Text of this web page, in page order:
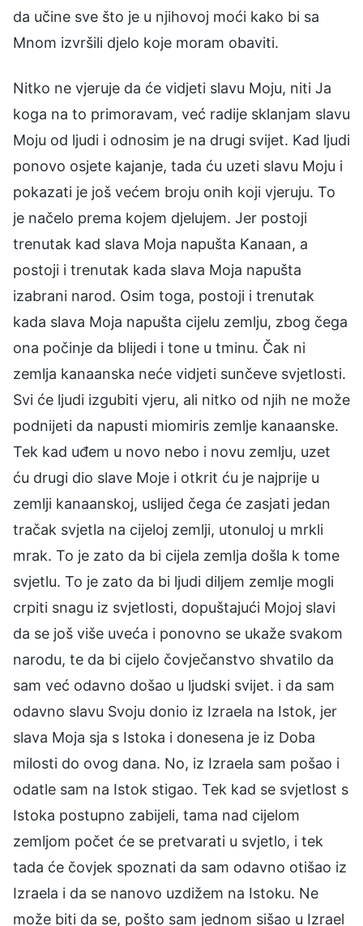
da učine sve što je u njihovoj moći kako bi sa
Mnom izvršili djelo koje moram obaviti.
Nitko ne vjeruje da će vidjeti slavu Moju, niti Ja
koga na to primoravam, već radije sklanjam slavu
Moju od ljudi i odnosim je na drugi svijet. Kad ljudi
ponovo osjete kajanje, tada ću uzeti slavu Moju i
pokazati je još većem broju onih koji vjeruju. To
je načelo prema kojem djelujem. Jer postoji
trenutak kad slava Moja napušta Kanaan, a
postoji i trenutak kada slava Moja napušta
izabrani narod. Osim toga, postoji i trenutak
kada slava Moja napušta cijelu zemlju, zbog čega
ona počinje da blijedi i tone u tminu. Čak ni
zemlja kanaanska neće vidjeti sunčeve svjetlosti.
Svi će ljudi izgubiti vjeru, ali nitko od njih ne može
podnijeti da napusti miomiris zemlje kanaanske.
Tek kad uđem u novo nebo i novu zemlju, uzet
ću drugi dio slave Moje i otkrit ću je najprije u
zemlji kanaanskoj, uslijed čega će zasjati jedan
tračak svjetla na cijeloj zemlji, utonuloj u mrkli
mrak. To je zato da bi cijela zemlja došla k tome
svjetlu. To je zato da bi ljudi diljem zemlje mogli
crpiti snagu iz svjetlosti, dopuštajući Mojoj slavi
da se još više uveća i ponovno se ukaže svakom
narodu, te da bi cijelo čovječanstvo shvatilo da
sam već odavno došao u ljudski svijet. i da sam
odavno slavu Svoju donio iz Izraela na Istok, jer
slava Moja sja s Istoka i donesena je iz Doba
milosti do ovog dana. No, iz Izraela sam pošao i
odatle sam na Istok stigao. Tek kad se svjetlost s
Istoka postupno zabijeli, tama nad cijelom
zemljom počet će se pretvarati u svjetlo, i tek
tada će čovjek spoznati da sam odavno otišao iz
Izraela i da se nanovo uzdižem na Istoku. Ne
može biti da se, pošto sam jednom sišao u Izrael